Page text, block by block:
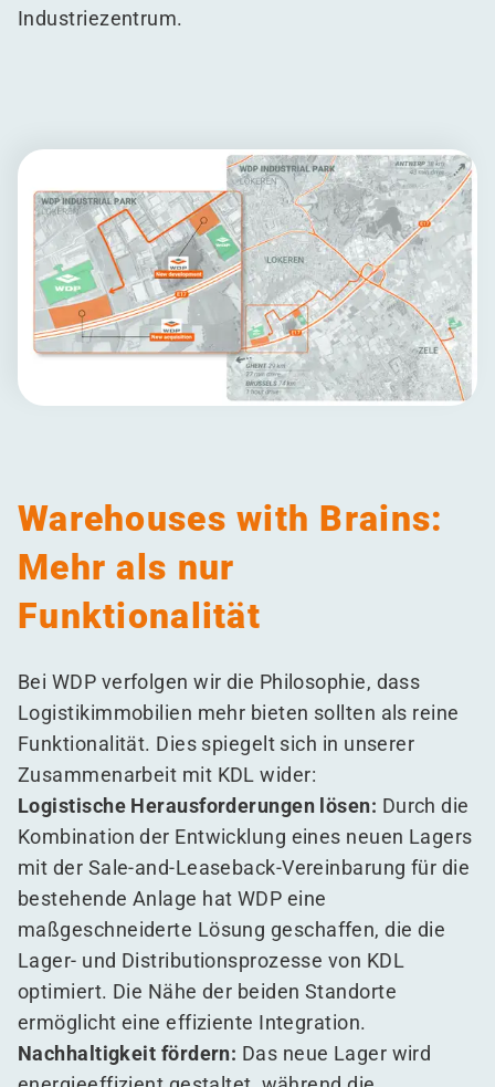
Industriezentrum.
Warehouses with Brains:
Mehr als nur
Funktionalität
Bei WDP verfolgen wir die Philosophie, dass
Logistikimmobilien mehr bieten sollten als reine
Funktionalität. Dies spiegelt sich in unserer
Zusammenarbeit mit KDL wider:
Logistische Herausforderungen lösen: Durch die
Kombination der Entwicklung eines neuen Lagers
mit der Sale-and-Leaseback-Vereinbarung für die
bestehende Anlage hat WDP eine
maßgeschneiderte Lösung geschaffen, die die
Lager- und Distributionsprozesse von KDL
optimiert. Die Nähe der beiden Standorte
ermöglicht eine effiziente Integration.
Nachhaltigkeit fördern: Das neue Lager wird